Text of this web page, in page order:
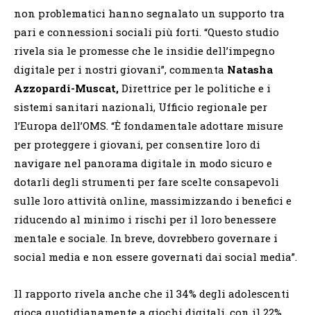
non problematici hanno segnalato un supporto tra
pari e connessioni sociali più forti. “Questo studio
rivela sia le promesse che le insidie dell’impegno
digitale per i nostri giovani”, commenta Natasha
Azzopardi-Muscat, Direttrice per le politiche e i
sistemi sanitari nazionali, Ufficio regionale per
l’Europa dell’OMS. “È fondamentale adottare misure
per proteggere i giovani, per consentire loro di
navigare nel panorama digitale in modo sicuro e
dotarli degli strumenti per fare scelte consapevoli
sulle loro attività online, massimizzando i benefici e
riducendo al minimo i rischi per il loro benessere
mentale e sociale. In breve, dovrebbero governare i
social media e non essere governati dai social media”.
Il rapporto rivela anche che il 34% degli adolescenti